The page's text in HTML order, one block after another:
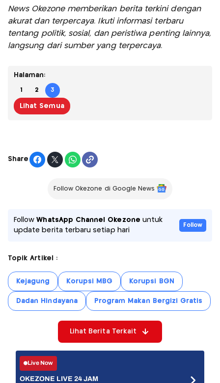
News Okezone memberikan berita terkini dengan
akurat dan terpercaya. Ikuti informasi terbaru
tentang politik, sosial, dan peristiwa penting lainnya,
langsung dari sumber yang terpercaya.
Halaman:
1 2 3
Lihat Semua
Share
Follow Okezone di Google News
FollowWhatsApp Channel Okezone untuk
update berita terbaru setiap hari
Follow
Topik Artikel :
Kejagung Korupsi MBG Korupsi BGN
Dadan Hindayana Program Makan Bergizi Gratis
Lihat Berita Terkait
Live Now
OKEZONE LIVE 24 JAM